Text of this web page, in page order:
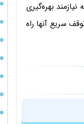
بهره‌گیری
سریع آنها راه